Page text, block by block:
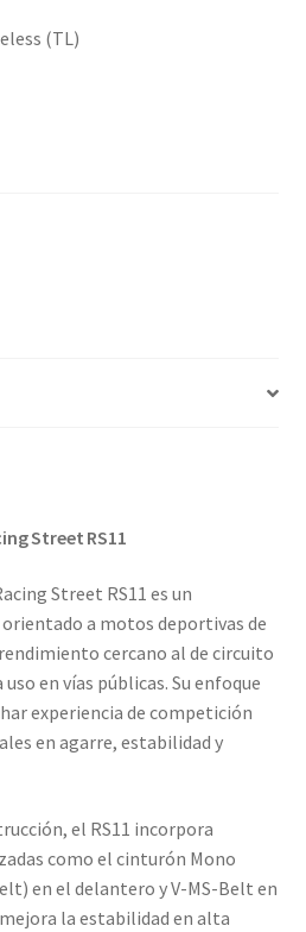
(TL)
Street RS11
Street RS11 es un
a motos deportivas de
cercano al de circuito
en vías públicas. Su enfoque
experiencia de competición
en agarre, estabilidad y
el RS11 incorpora
como el cinturón Mono
en el delantero y V-MS-Belt en
la estabilidad en alta